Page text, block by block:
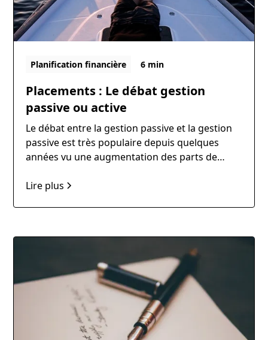
Planification financière 6 min
Placements : Le débat gestion
passive ou active
Le débat entre la gestion passive et la gestion
passive est très populaire depuis quelques
années vu une augmentation des parts de
Lire plus